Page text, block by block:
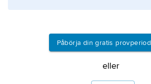
Påbörja din gratis provperiod
eller